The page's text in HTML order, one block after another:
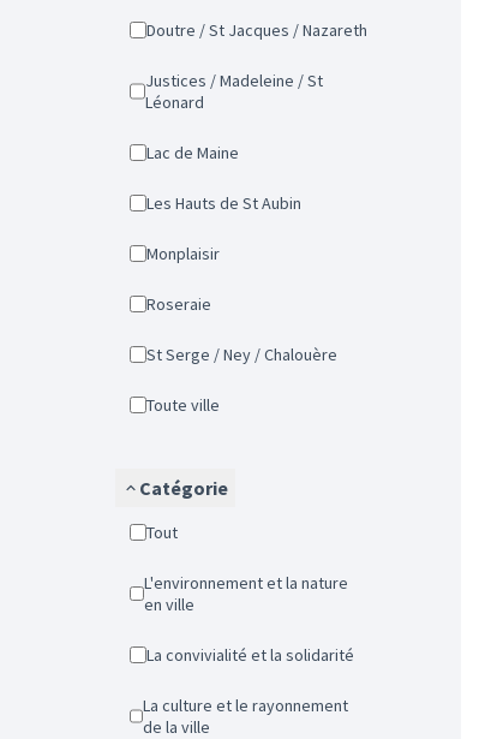
Doutre / St Jacques / Nazareth
Justices / Madeleine / St
Léonard
Lac de Maine
Les Hauts de St Aubin
Monplaisir
Roseraie
St Serge / Ney / Chalouère
Toute ville
Catégorie
Tout
L'environnement et la nature
en ville
La convivialité et la solidarité
La culture et le rayonnement
de la ville